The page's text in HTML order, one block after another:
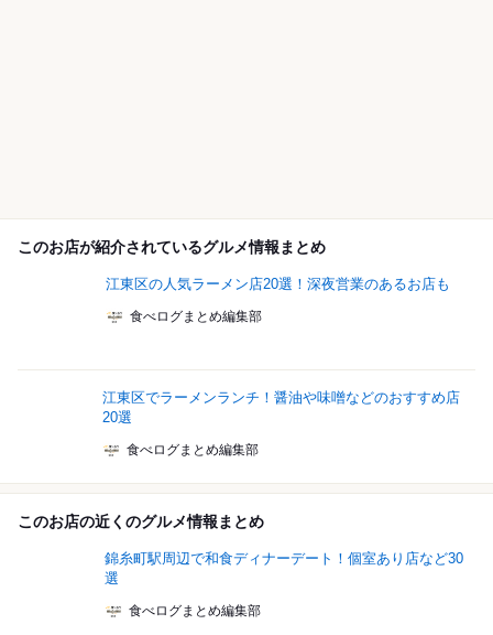
このお店が紹介されているグルメ情報まとめ
江東区の人気ラーメン店20選！深夜営業のあるお店も
食べログまとめ編集部
江東区でラーメンランチ！醤油や味噌などのおすすめ店
20選
食べログまとめ編集部
このお店の近くのグルメ情報まとめ
錦糸町駅周辺で和食ディナーデート！個室あり店など30
選
食べログまとめ編集部